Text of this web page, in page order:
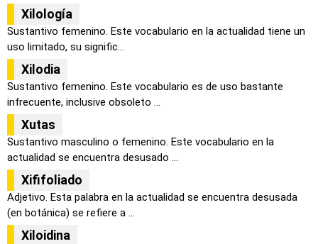
Xilología
Sustantivo femenino. Este vocabulario en la actualidad tiene un
uso limitado, su signific...
Xilodia
Sustantivo femenino. Este vocabulario es de uso bastante
infrecuente, inclusive obsoleto ...
Xutas
Sustantivo masculino o femenino. Este vocabulario en la
actualidad se encuentra desusado ...
Xififoliado
Adjetivo. Esta palabra en la actualidad se encuentra desusada
(en botánica) se refiere a ...
Xiloidina